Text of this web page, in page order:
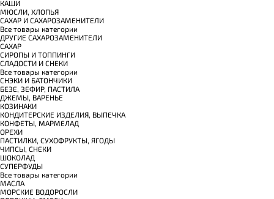
КАШИ
МЮСЛИ, ХЛОПЬЯ
САХАР И САХАРОЗАМЕНИТЕЛИ
Все товары категории
ДРУГИЕ САХАРОЗАМЕНИТЕЛИ
САХАР
СИРОПЫ И ТОППИНГИ
СЛАДОСТИ И СНЕКИ
Все товары категории
СНЭКИ И БАТОНЧИКИ
БЕЗЕ, ЗЕФИР, ПАСТИЛА
ДЖЕМЫ, ВАРЕНЬЕ
КОЗИНАКИ
КОНДИТЕРСКИЕ ИЗДЕЛИЯ, ВЫПЕЧКА
КОНФЕТЫ, МАРМЕЛАД
ОРЕХИ
ПАСТИЛКИ, СУХОФРУКТЫ, ЯГОДЫ
ЧИПСЫ, СНЕКИ
ШОКОЛАД
СУПЕРФУДЫ
Все товары категории
МАСЛА
МОРСКИЕ ВОДОРОСЛИ